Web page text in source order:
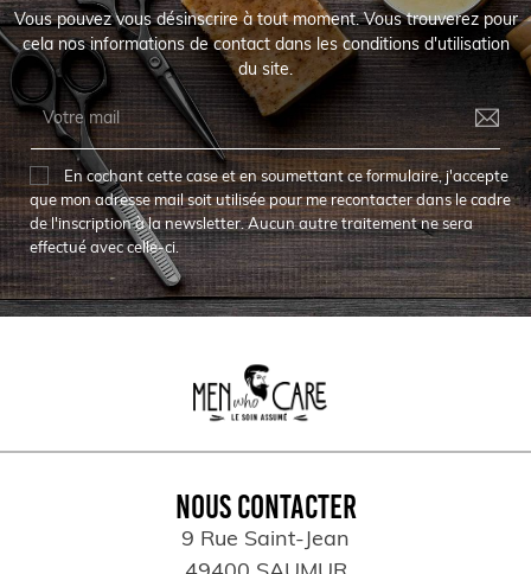
Vous pouvez vous désinscrire à tout moment. Vous trouverez pour
cela nos informations de contact dans les conditions d'utilisation
du site.
En cochant cette case et en soumettant ce formulaire, j'accepte
que mon adresse mail soit utilisée pour me recontacter dans le cadre
de l'inscription à la newsletter. Aucun autre traitement ne sera
effectué avec celle-ci.
NOUS CONTACTER
9 Rue Saint-Jean